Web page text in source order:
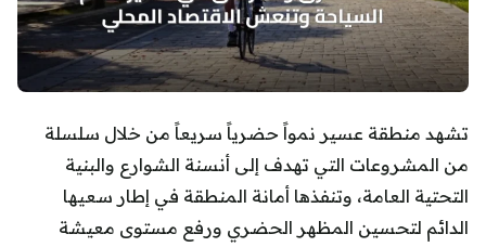
تشهد منطقة عسير نمواً حضرياً سريعاً من خلال سلسلة
من المشروعات التي تهدف إلى أنسنة الشوارع والبنية
التحتية العامة، وتنفذها أمانة المنطقة في إطار سعيها
الدائم لتحسين المظهر الحضري ورفع مستوى معيشة